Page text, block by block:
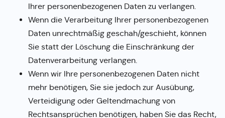
Ihrer personenbezogenen Daten zu verlangen.
Wenn die Verarbeitung Ihrer personenbezogenen
Daten unrechtmäßig geschah/geschieht, können
Sie statt der Löschung die Einschränkung der
Datenverarbeitung verlangen.
Wenn wir Ihre personenbezogenen Daten nicht
mehr benötigen, Sie sie jedoch zur Ausübung,
Verteidigung oder Geltendmachung von
Rechtsansprüchen benötigen, haben Sie das Recht,